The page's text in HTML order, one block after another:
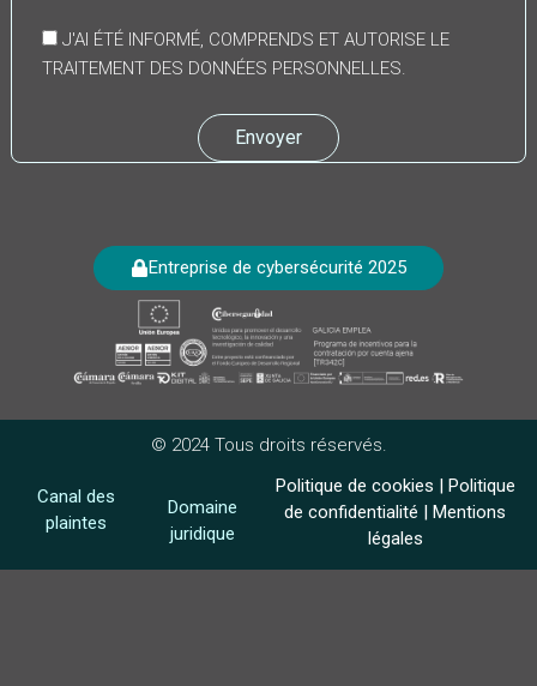
J'AI ÉTÉ INFORMÉ, COMPRENDS ET AUTORISE LE
TRAITEMENT DES DONNÉES PERSONNELLES.
Envoyer
Entreprise de cybersécurité 2025
© 2024 Tous droits réservés.
Domaine
juridique
Canal des
plaintes
Politique de cookies
Politique
de confidentialité
Mentions
légales